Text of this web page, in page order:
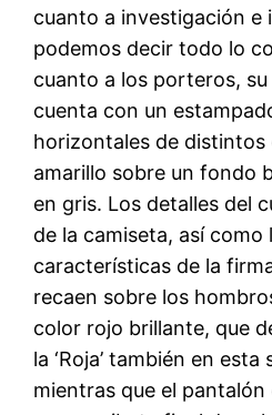
cuanto a investigación e
podemos decir todo lo
cuanto a los porteros,
cuenta con un
horizontales de
amarillo sobre un fondo
en gris. Los detalles del
de la camiseta, así como
características de la
recaen sobre los
color rojo brillante, que
la ‘Roja’ también en
mientras que el